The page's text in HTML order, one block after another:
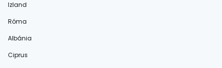
Izland
Róma
Albánia
Ciprus